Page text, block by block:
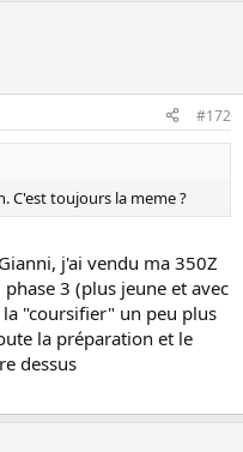
#172
C'est toujours la meme ?
j'ai vendu ma 350Z
3 (plus jeune et avec
"coursifier" un peu plus
la préparation et le
dessus